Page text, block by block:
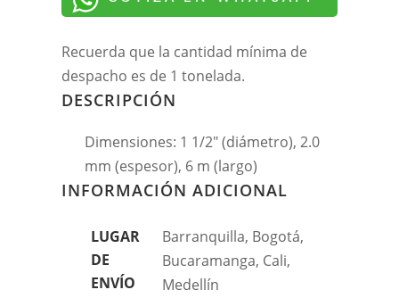
Recuerda que la cantidad mínima de
despacho es de 1 tonelada.
DESCRIPCIÓN
Dimensiones: 1 1/2″ (diámetro), 2.0
mm (espesor), 6 m (largo)
INFORMACIÓN ADICIONAL
LUGAR
DE
ENVÍO
Barranquilla, Bogotá,
Bucaramanga, Cali,
Medellín